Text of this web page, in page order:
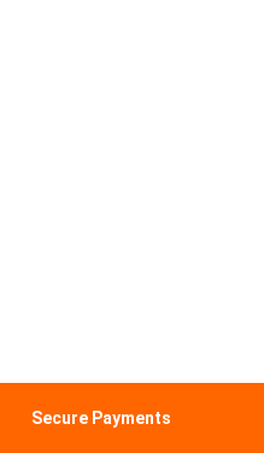
Secure Payments